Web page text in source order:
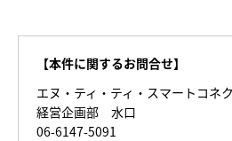
【本件に関するお問合せ】
エヌ・ティ・ティ・スマートコネ
経営企画部 水口
06-6147-5091